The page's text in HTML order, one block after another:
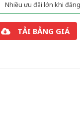
Nhiều ưu đãi lớn khi
TẢI BẢNG GIÁ